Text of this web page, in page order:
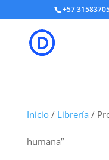
+57
Inicio/ Librería /
humana”